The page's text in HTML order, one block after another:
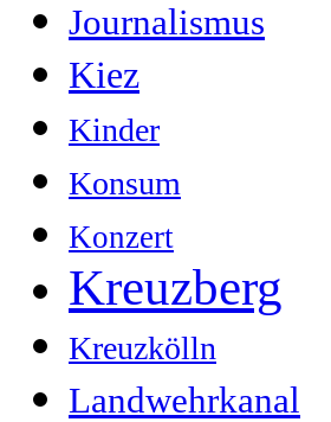
Journalismus
Kiez
Kinder
Konsum
Konzert
Kreuzberg
Kreuzkölln
Landwehrkanal